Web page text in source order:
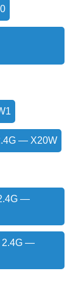
— X20W
—
2.4G —